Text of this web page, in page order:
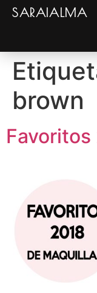
SARAIALMA
brown